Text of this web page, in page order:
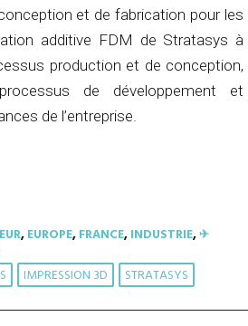
et de fabrication pour les
additive FDM de Stratasys à
production et de conception,
de développement et
de l’entreprise.
,EUROPE,FRANCE,INDUSTRIE,✈︎
IMPRESSION 3D STRATASYS